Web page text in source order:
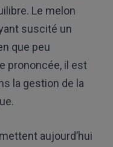
Le melon
suscité un
que peu
prononcée, il est
la gestion de la
aujourd’hui